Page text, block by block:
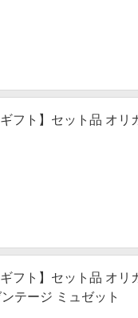
フト】セット品 オリ
フト】セット品 オ
テージ ミュゼット